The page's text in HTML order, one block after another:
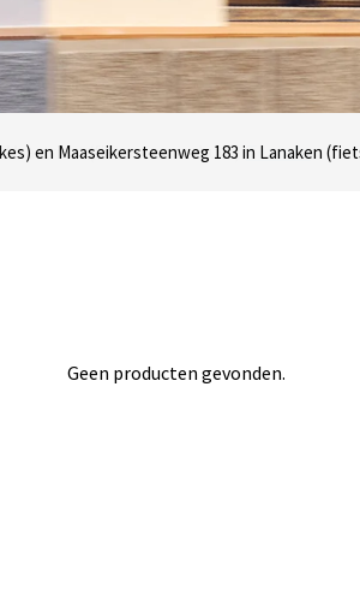
en Maaseikersteenweg 183 in Lanaken
Maastricht (fietsen en verhuur) Ter info
klanten! Lees reviews
Geen producten gevonden.